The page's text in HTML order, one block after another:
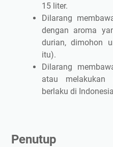
15 liter.
Dilarang
dengan aroma
durian, dimohon
itu).
Dilarang
atau melakukan
berlaku di
Penutup